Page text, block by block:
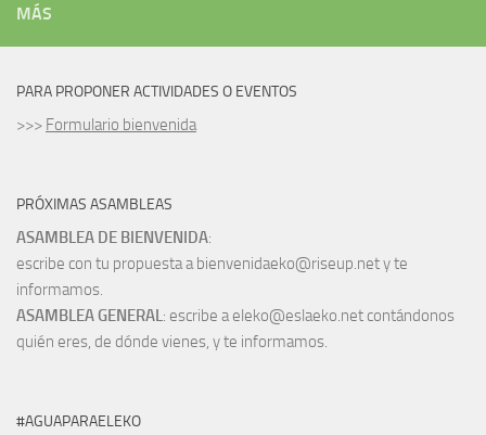
MÁS
PARA PROPONER ACTIVIDADES O EVENTOS
>>> Formulario bienvenida
PRÓXIMAS ASAMBLEAS
ASAMBLEA DE BIENVENIDA:
escribe con tu propuesta a bienvenidaeko@riseup.net y te
informamos.
ASAMBLEA GENERAL: escribe a eleko@eslaeko.net contándonos
quién eres, de dónde vienes, y te informamos.
#AGUAPARAELEKO